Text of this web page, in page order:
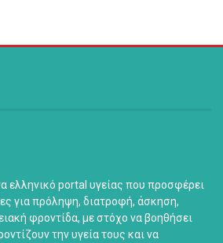
ελληνικό portal υγείας που προσφέρει
για πρόληψη, διατροφή, άσκηση,
φροντίδα, με στόχο να βοηθήσει
την υγεία τους και να